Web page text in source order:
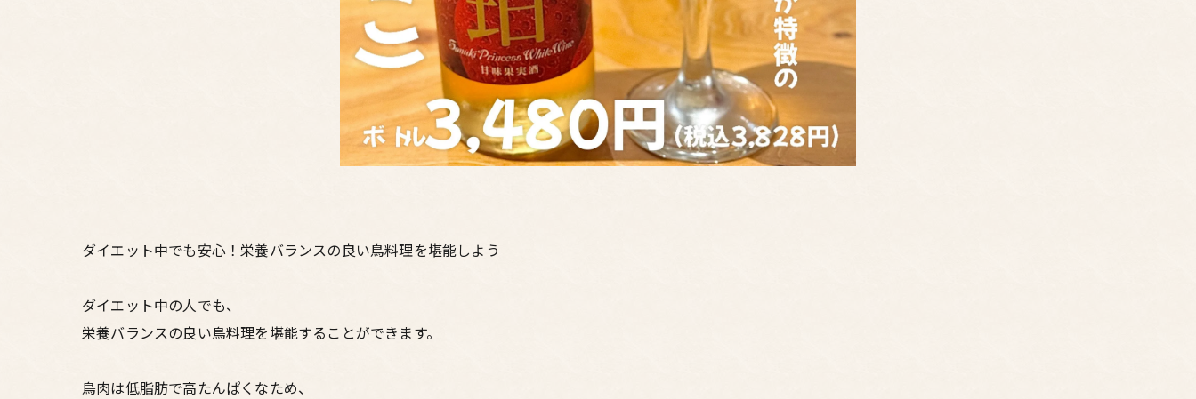
ダイエット中でも安心！栄養バランスの良い鳥料理を堪能しよう
ダイエット中の人でも、
栄養バランスの良い鳥料理を堪能することができます。
鳥肉は低脂肪で高たんぱくなため、